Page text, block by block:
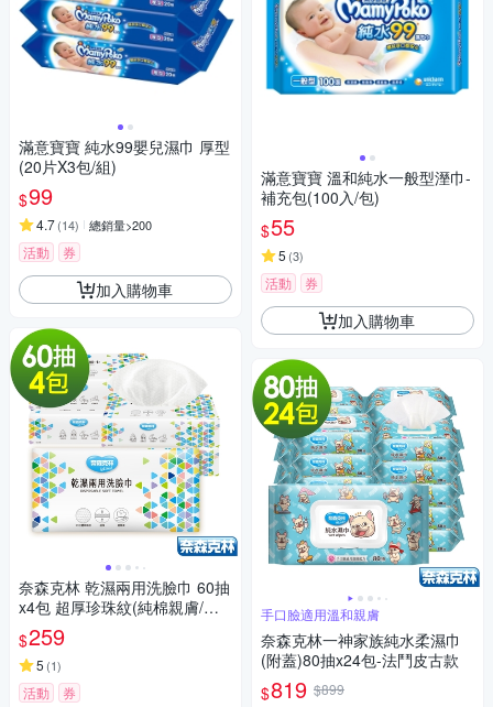
滿意寶寶 純水99嬰兒濕巾 厚型
(20片X3包/組)
$99
4.7(14) 總銷量>200
活動 券
加入購物車
奈森克林 乾濕兩用洗臉巾 60抽
x4包 超厚珍珠紋(純棉親膚/潔
顏卸妝/嬰童護理/一次性免洗毛
巾)
$259
5 (1)
活動 券
滿意寶寶 溫和純水一般型溼巾-
補充包(100入/包)
$55
5 (3)
活動 券
加入購物車
手口臉適用溫和親膚
奈森克林一神家族純水柔濕巾
(附蓋)80抽x24包-法鬥皮古款
$819 $899